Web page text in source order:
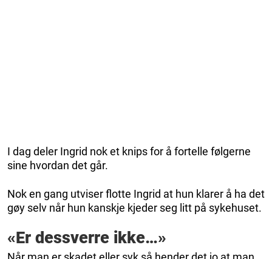
I dag deler Ingrid nok et knips for å fortelle følgerne
sine hvordan det går.
Nok en gang utviser flotte Ingrid at hun klarer å ha det
gøy selv når hun kanskje kjeder seg litt på sykehuset.
«Er dessverre ikke…»